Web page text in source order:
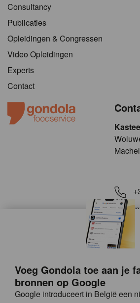
Voeg Gondola toe aan je
bronnen op Google
Google introduceert in België een
Consultancy
Publicaties
Opleidingen & Congressen
Video Opleidingen
Experts
Contact
Volg